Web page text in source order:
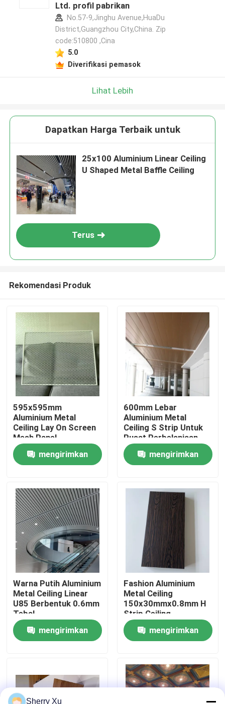
Rumah
Produk
Tentang kami
Tur pabrik
Kontrol Kualitas
Hubungi kami
Berita
Permintaan Penawaran
Ltd. profil pabrikan
No.57-9,Jinghu Avenue,HuaDu
District,Guangzhou City,China. Zip
code:510800 ,Cina
5.0
Diverifikasi pemasok
Lihat Lebih
Dapatkan Harga Terbaik untuk
25x100 Aluminium Linear Ceiling
U Shaped Metal Baffle Ceiling
Terus
Rekomendasi Produk
595x595mm
Aluminium Metal
Ceiling Lay On Screen
Mesh Panel
mengirimkan
600mm Lebar
Aluminium Metal
Ceiling S Strip Untuk
Pusat Perbelanjaan
mengirimkan
Warna Putih Aluminium
Metal Ceiling Linear
U85 Berbentuk 0.6mm
Tebal
mengirimkan
Fashion Aluminium
Metal Ceiling
150x30mmx0.8mm H
Strip Ceiling
mengirimkan
Sherry Xu